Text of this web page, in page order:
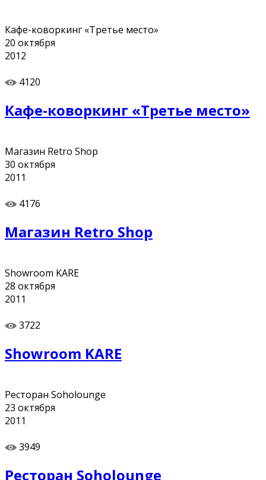
Кафе-коворкинг «Третье место»
20 октября
2012
4120
Кафе-коворкинг «Третье место»
Магазин Retro Shop
30 октября
2011
4176
Магазин Retro Shop
Showroom KARE
28 октября
2011
3722
Showroom KARE
Ресторан Soholounge
23 октября
2011
3949
Ресторан Soholounge